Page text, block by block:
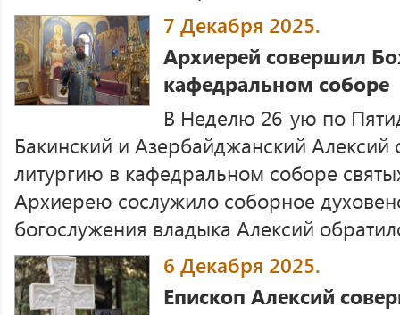
7 Декабря 2025.
Архиерей совершил
кафедральном соборе
В Неделю 26-ую по
Бакинский и Азербайджанский
литургию в кафедральном соборе
Архиерею сослужило соборное
богослужения владыка Алексий
6 Декабря 2025.
Епископ Алексий